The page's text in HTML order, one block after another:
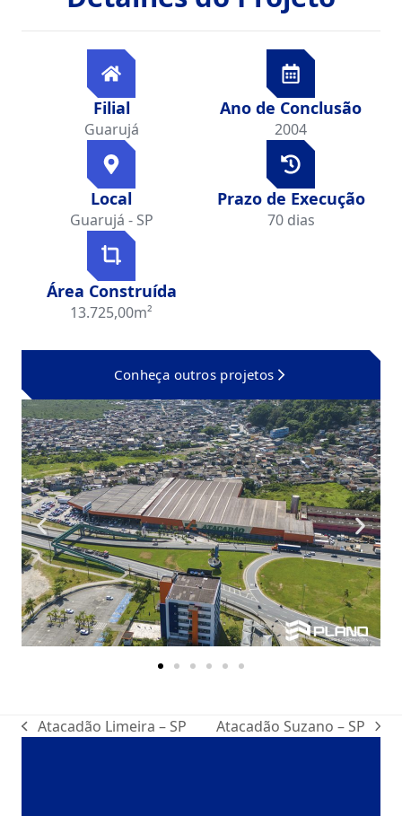
Filial
Guarujá
Ano de Conclusão
2004
Local
Guarujá - SP
Prazo de Execução
70 dias
Área Construída
13.725,00m²
Conheça outros projetos
Atacadão Limeira – SP Atacadão Suzano – SP